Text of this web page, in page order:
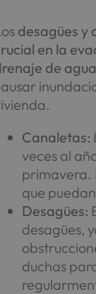
desagües y
en la
de agua
Canaletas:
veces al
primavera.
que
Desagües:
desagües,
duchas